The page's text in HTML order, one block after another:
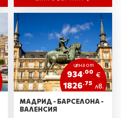
цена от
934.00 €
1826.75 лв.
МАДРИД - БАРСЕЛОНА -
ВАЛЕНСИЯ